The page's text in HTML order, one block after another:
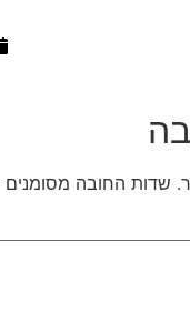
שדות החובה מסומנים